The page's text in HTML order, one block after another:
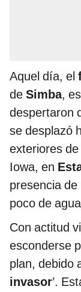
Aquel día, el
de Simba,
despertaron
se desplazó
exteriores
Iowa, en
presencia de
poco de
Con actitud
esconderse
plan, debido
invasor’.